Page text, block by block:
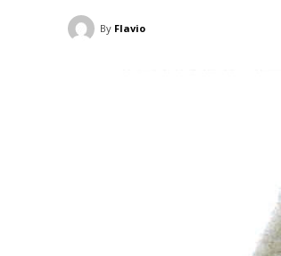
By Flavio